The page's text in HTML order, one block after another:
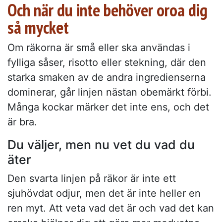
Och när du inte behöver oroa dig
så mycket
Om räkorna är små eller ska användas i
fylliga såser, risotto eller stekning, där den
starka smaken av de andra ingredienserna
dominerar, går linjen nästan obemärkt förbi.
Många kockar märker det inte ens, och det
är bra.
Du väljer, men nu vet du vad du
äter
Den svarta linjen på räkor är inte ett
sjuhövdat odjur, men det är inte heller en
ren myt. Att veta vad det är och vad det kan